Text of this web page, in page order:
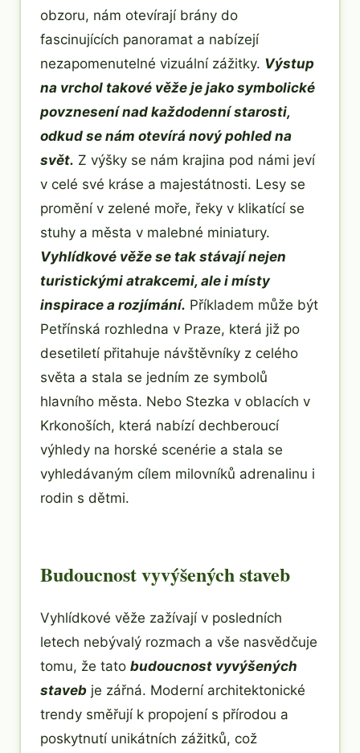
obzoru, nám otevírají brány do
fascinujících panoramat a nabízejí
nezapomenutelné vizuální zážitky. Výstup
na vrchol takové věže je jako symbolické
povznesení nad každodenní starosti,
odkud se nám otevírá nový pohled na
svět. Z výšky se nám krajina pod námi jeví
v celé své kráse a majestátnosti. Lesy se
promění v zelené moře, řeky v klikatící se
stuhy a města v malebné miniatury.
Vyhlídkové věže se tak stávají nejen
turistickými atrakcemi, ale i místy
inspirace a rozjímání. Příkladem může být
Petřínská rozhledna v Praze, která již po
desetiletí přitahuje návštěvníky z celého
světa a stala se jedním ze symbolů
hlavního města. Nebo Stezka v oblacích v
Krkonoších, která nabízí dechberoucí
výhledy na horské scenérie a stala se
vyhledávaným cílem milovníků adrenalinu i
rodin s dětmi.
Budoucnost vyvýšených staveb
Vyhlídkové věže zažívají v posledních
letech nebývalý rozmach a vše nasvědčuje
tomu, že tato budoucnost vyvýšených
staveb je zářná. Moderní architektonické
trendy směřují k propojení s přírodou a
poskytnutí unikátních zážitků, což